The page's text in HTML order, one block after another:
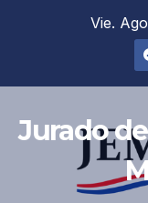
Vie.
Jurado